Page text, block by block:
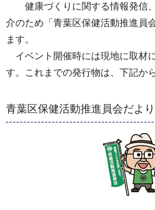
健康づくりに関する情報発信
介のため「青葉区保健活動推進員
ます。
イベント開催時には現地に取材
す。これまでの発行物は、下記か
青葉区保健活動推進員会だより